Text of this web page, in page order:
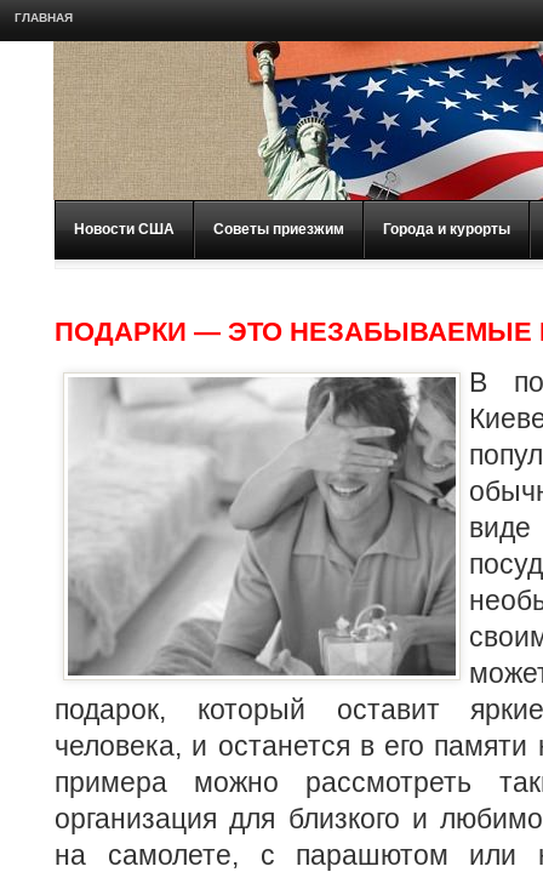
ГЛАВНАЯ
Новости США Советы приезжим Города и курорты
ПОДАРКИ — ЭТО НЕЗАБЫВАЕМЫЕ
В
подарок, который оставит
человека, и останется в его памяти
примера можно рассмотреть
организация для близкого и
на самолете, с парашютом или